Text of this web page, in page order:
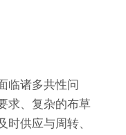
临诸多共性问
求、复杂的布草
供应与周转、